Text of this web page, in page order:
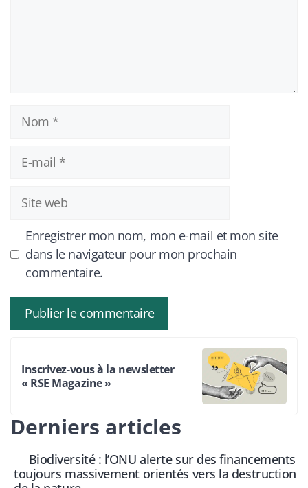
Nom
mail
Site
web
Enregistrer mon nom, mon e-mail et mon site
dans le navigateur pour mon prochain
commentaire.
Inscrivez-vous à la newsletter
« RSE Magazine »
Derniers articles
Biodiversité : l’ONU alerte sur des financements
toujours massivement orientés vers la destruction